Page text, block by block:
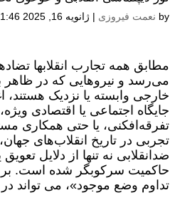
by نعمت فیروزی |ژانویه 16, 2025 11:46 ب.ظ
مطابق همه تجارب انقلابها
می‌رسد و نیروهایی که در ظاهر
خارجی وابسته یا نزدیک هستند،
جایگاه اجتماعی یا اقتصادی
تفرقه‌افکنی، یا حتی همکاری
تجربی در تاریخ انقلاب‌های
ضدانقلابی نه تنها از دلایل
حاکمیت سرکوبگر شده است. بر
تداوم وضع موجود»، می تواند